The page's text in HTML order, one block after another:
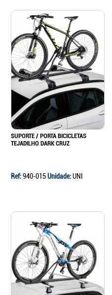
SUPORTE / PORTA BICICLETAS
TEJADILHO DARK CRUZ
Ref:940-015Unidade:UNI
Ir para o